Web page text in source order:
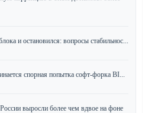
и остановился: вопросы стабильнос...
спорная попытка софт-форка BI...
выросли более чем вдвое на фоне